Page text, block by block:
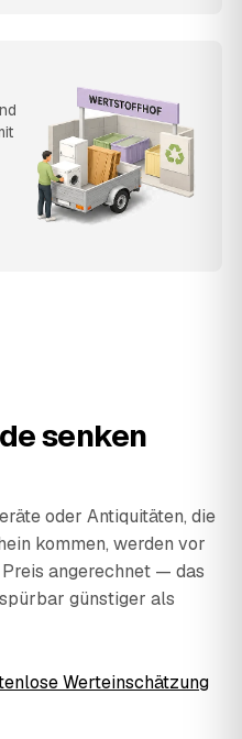
senken
oder Antiquitäten, die
kommen, werden vor
angerechnet — das
günstiger als
Werteinschätzung